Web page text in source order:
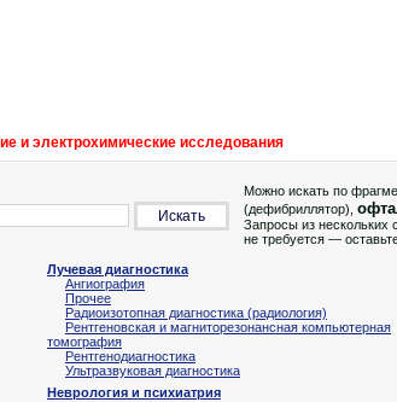
и электрохимические исследования
Можно искать по
(дефибриллятор),
Запросы из нескольких
не требуется —
Лучевая диагностика
Ангиография
Прочее
Радиоизотопная диагностика (радиология)
Рентгеновская и магниторезонансная компьютерная
томография
Рентгенодиагностика
Ультразвуковая диагностика
Неврология и психиатрия